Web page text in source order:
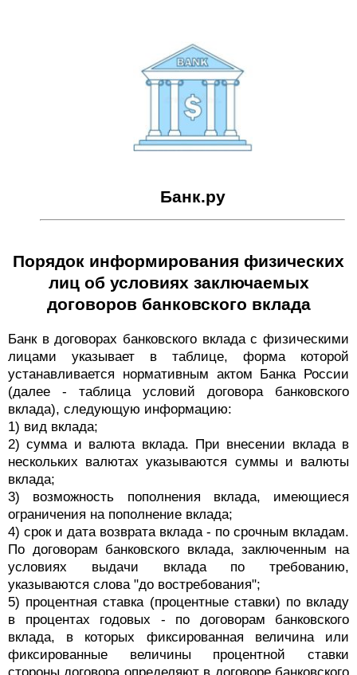
Банк.ру
Порядок информирования физических
лиц об условиях заключаемых
договоров банковского вклада
Банк в договорах банковского вклада с физическими
лицами указывает в таблице, форма которой
устанавливается нормативным актом Банка России
(далее - таблица условий договора банковского
вклада), следующую информацию:
1) вид вклада;
2) сумма и валюта вклада. При внесении вклада в
нескольких валютах указываются суммы и валюты
вклада;
3) возможность пополнения вклада, имеющиеся
ограничения на пополнение вклада;
4) срок и дата возврата вклада - по срочным вкладам.
По договорам банковского вклада, заключенным на
условиях выдачи вклада по требованию,
указываются слова "до востребования";
5) процентная ставка (процентные ставки) по вкладу
в процентах годовых - по договорам банковского
вклада, в которых фиксированная величина или
фиксированные величины процентной ставки
стороны договора определяют в договоре банковского